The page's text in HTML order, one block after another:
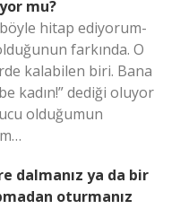
mu?
hitap ediyorum-
farkında. O
kalabilen biri. Bana
kadın!” dediği oluyor
olduğumun
dalmanız ya da bir
oturmanız